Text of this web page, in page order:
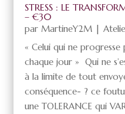
STRESS : LE
– €30
par MartineY2M |
« Celui qui ne
chaque jour » Qui ne
à la limite de tout
conséquence- ? ce
une TOLERANCE qui